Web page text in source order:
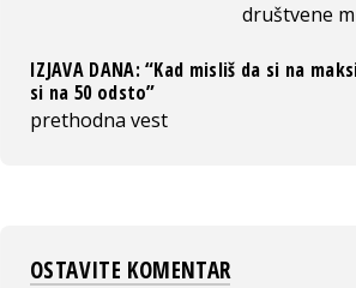
društvene
IZJAVA DANA: “Kad misliš da si na
si na 50 odsto”
prethodna vest
OSTAVITE KOMENTAR